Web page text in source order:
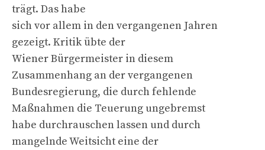
trägt. Das habe
sich vor allem in den vergangenen Jahren
gezeigt. Kritik übte der
Wiener Bürgermeister in diesem
Zusammenhang an der vergangenen
Bundesregierung, die durch fehlende
Maßnahmen die Teuerung ungebremst
habe durchrauschen lassen und durch
mangelnde Weitsicht eine der